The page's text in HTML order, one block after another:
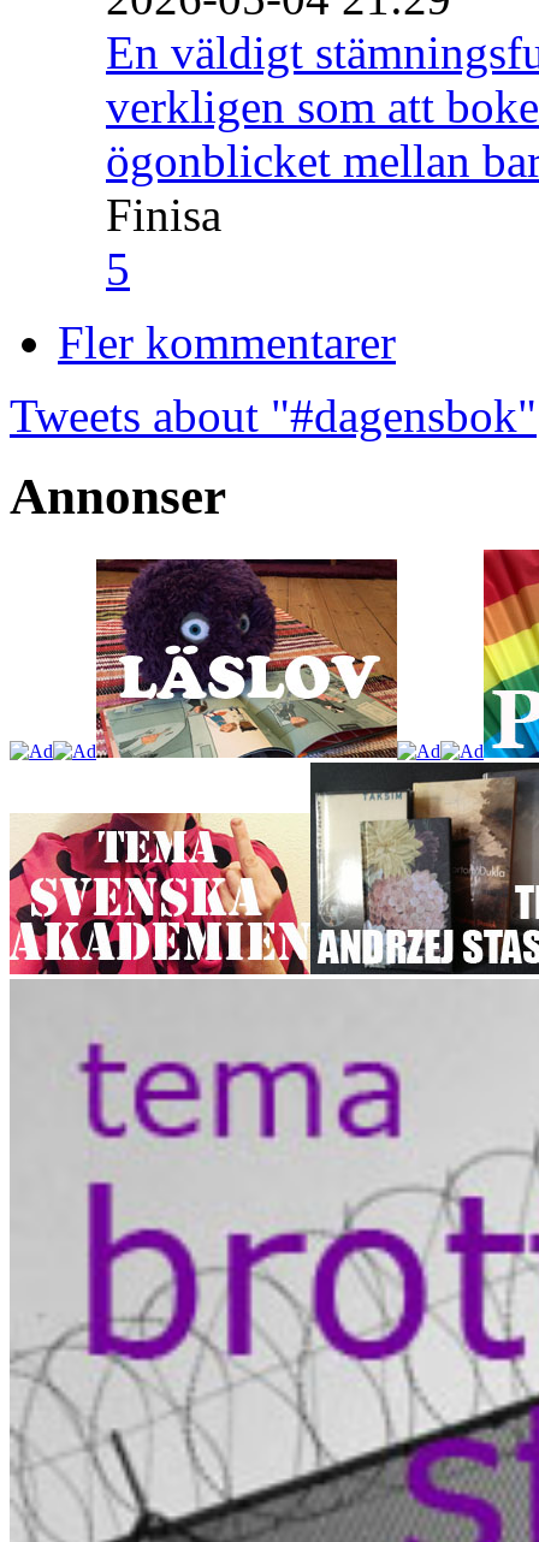
En väldigt
verkligen som att
ögonblicket mellan
Finisa
5
Fler kommentarer
Tweets about "#dagensbok"
Annonser